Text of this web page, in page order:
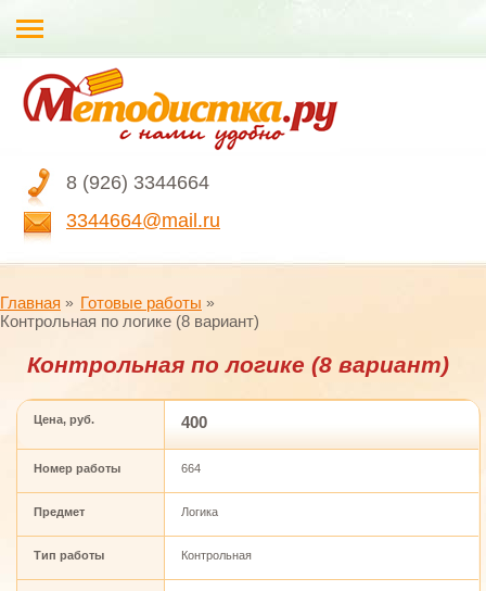
8 (926) 3344664
3344664@mail.ru
Главная
Готовые работы
Контрольная по логике (8 вариант)
Контрольная по логике (8 вариант)
Цена, руб. 400
Номер работы 664
Предмет Логика
Тип работы Контрольная